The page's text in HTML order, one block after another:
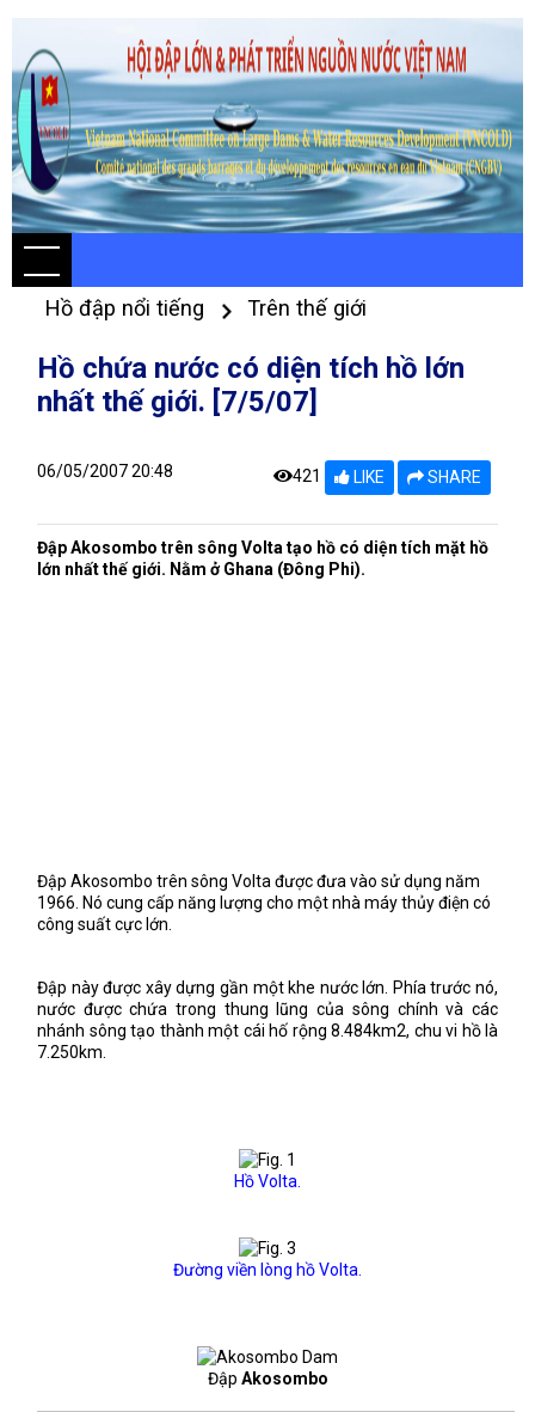
Hồ đập nổi tiếng Trên thế giới
Hồ chứa nước có diện tích hồ lớn
nhất thế giới. [7/5/07]
06/05/2007 20:48 421 LIKE SHARE
Đập Akosombo trên sông Volta tạo hồ có diện tích mặt hồ
lớn nhất thế giới. Nằm ở Ghana (Đông Phi).
Đập Akosombo trên sông Volta được đưa vào sử dụng năm
1966. Nó cung cấp năng lượng cho một nhà máy thủy điện có
công suất cực lớn.
Đập này được xây dựng gần một khe nước lớn. Phía trước nó,
nước được chứa trong thung lũng của sông chính và các
nhánh sông tạo thành một cái hố rộng 8.484km2, chu vi hồ là
7.250km.
Hồ Volta.
Đường viền lòng hồ Volta.
Đập Akosombo